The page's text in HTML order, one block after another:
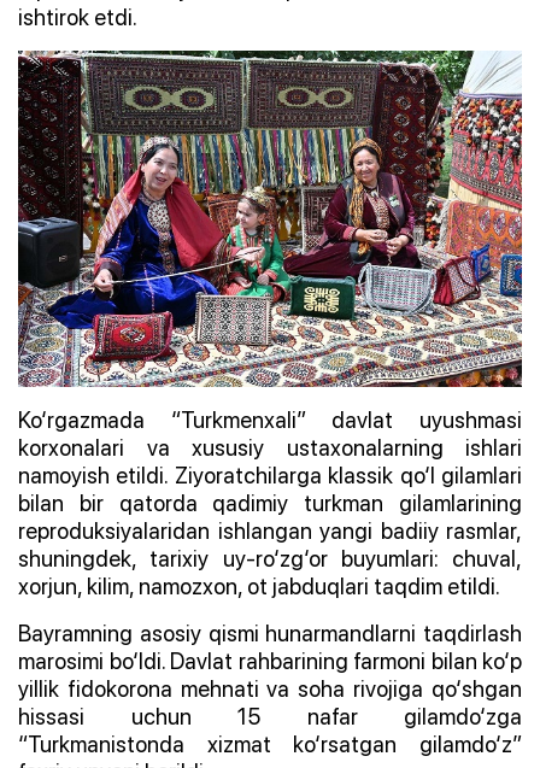
ishtirok etdi.
Ko‘rgazmada “Turkmenxali” davlat uyushmasi
korxonalari va xususiy ustaxonalarning ishlari
namoyish etildi. Ziyoratchilarga klassik qo‘l gilamlari
bilan bir qatorda qadimiy turkman gilamlarining
reproduksiyalaridan ishlangan yangi badiiy rasmlar,
shuningdek, tarixiy uy-ro‘zg‘or buyumlari: chuval,
xorjun, kilim, namozxon, ot jabduqlari taqdim etildi.
Bayramning asosiy qismi hunarmandlarni taqdirlash
marosimi bo‘ldi. Davlat rahbarining farmoni bilan ko‘p
yillik fidokorona mehnati va soha rivojiga qo‘shgan
hissasi uchun 15 nafar gilamdo‘zga
“Turkmanistonda xizmat ko‘rsatgan gilamdo‘z”